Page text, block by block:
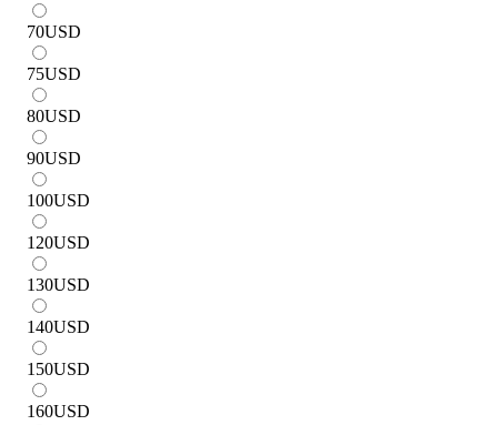
70USD
75USD
80USD
90USD
100USD
120USD
130USD
140USD
150USD
160USD